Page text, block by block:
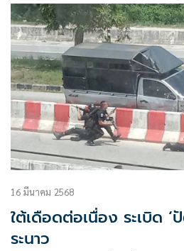
เจ็บ5ราย
16 มีนาคม 2568
ใต้เดือดต่อเนื่อง ระเบิด ‘
ระนาว